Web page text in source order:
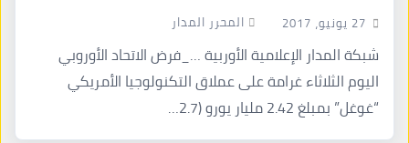
27 يونيو، 2017 المحرر المدار
شبكة المدار الإعلامية الأوربية …_فرض الاتحاد الأوروبي
اليوم الثلاثاء غرامة على عملاق التكنولوجيا الأمريكي
“غوغل” بمبلغ 2.42 مليار يورو (2.7…